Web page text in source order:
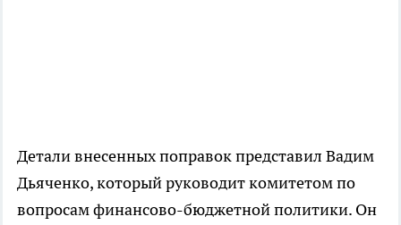
Детали внесенных поправок представил Вадим
Дьяченко, который руководит комитетом по
вопросам финансово-бюджетной политики. Он